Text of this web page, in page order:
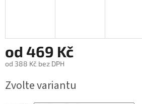
od 469 Kč
od 388 Kč bez DPH
cena:
Zvolte variantu